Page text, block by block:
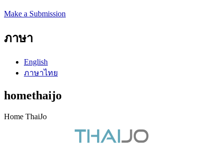
Make a Submission
ภาษา
English
ภาษาไทย
homethaijo
Home ThaiJo